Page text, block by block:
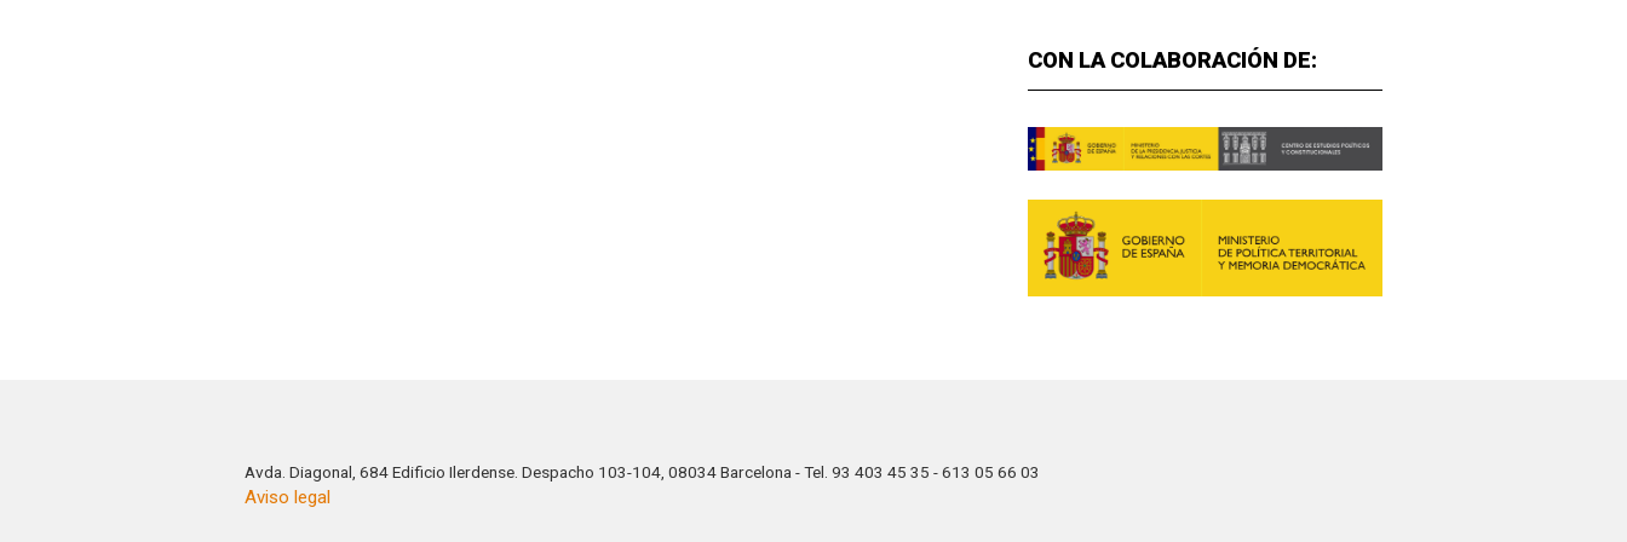
CON LA COLABORACIÓN DE:
Avda. Diagonal, 684 Edificio Ilerdense. Despacho 103-104, 08034 Barcelona - Tel. 93 403 45 35 - 613 05 66 03
Aviso legal